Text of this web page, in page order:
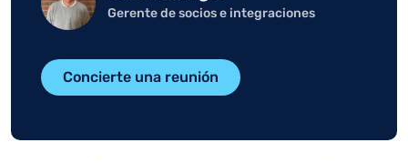
Concierte una reunión
Gerente de socios e integraciones